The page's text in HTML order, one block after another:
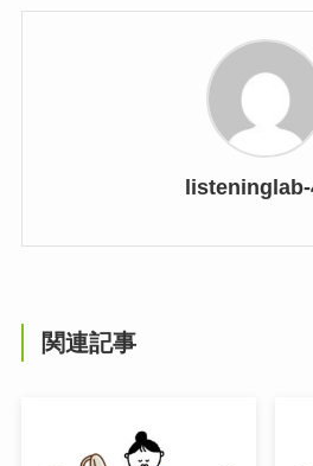
listeninglab-
関連記事